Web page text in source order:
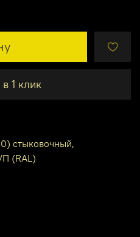
1 клик
стыковочный,
(RAL)